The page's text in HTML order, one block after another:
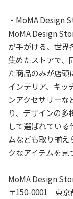
・MoMA Design
MoMA Design
が手がける、世界
集めたストアで、
た商品のみが店頭
インテリア、キッ
ンアクセサリーな
り、デザインの
して選ばれてい
ムなども取り揃え
クなアイテムを見
MoMA Design
〒150-0001 東京